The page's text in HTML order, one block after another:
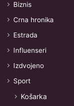
Biznis
Crna hronika
Estrada
Influenseri
Izdvojeno
Sport
Košarka